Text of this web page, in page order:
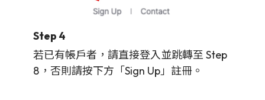
Step 4
若已有帳戶者，請直接登入並跳轉至 Step
8，否則請按下方「Sign Up」註冊。